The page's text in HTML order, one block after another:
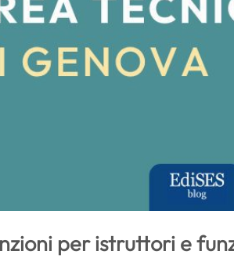
per istruttori e